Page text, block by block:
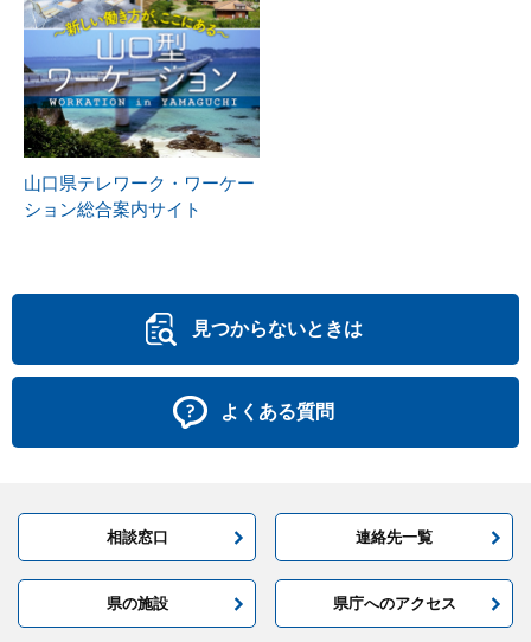
山口県テレワーク・ワーケー
ション総合案内サイト
見つからないときは
よくある質問
相談窓口 連絡先一覧
県の施設 県庁へのアクセス